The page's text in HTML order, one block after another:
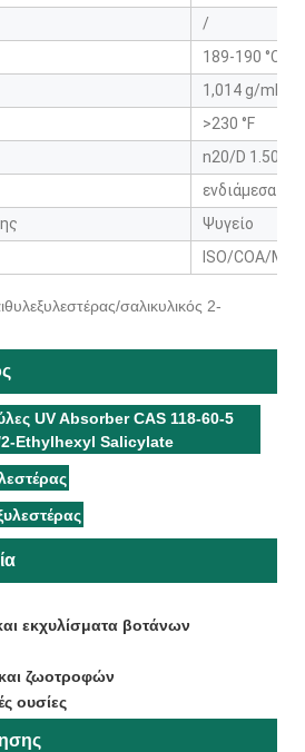
/
189-190 °C/
1,014 g/mL
>230 °F
n20/D 1.502
ενδιάμεσα
Ψυγείο
ISO/COA/
σαλικυλικός 2-
UV Absorber CAS 118-60-5
Ethylhexyl Salicylate
εκχυλίσματα βοτάνων
ζωοτροφών
ουσίες